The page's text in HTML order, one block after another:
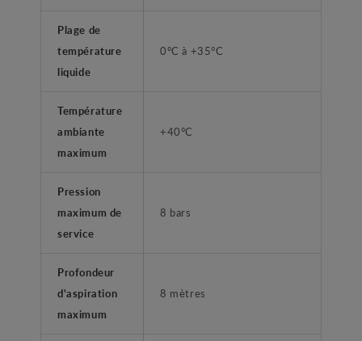
Plage de
température
liquide
0°C à +35°C
Température
ambiante
maximum
+40°C
Pression
maximum de
service
8 bars
Profondeur
d'aspiration
maximum
8 mètres